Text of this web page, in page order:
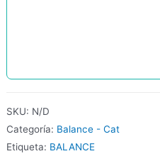
SKU: N/D
Categoría: Balance - Cat
Etiqueta: BALANCE